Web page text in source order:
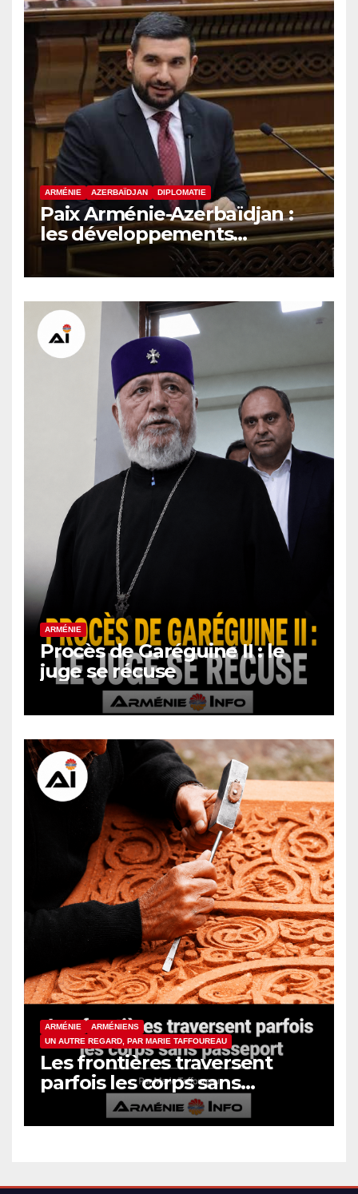
ARMÉNIE AZERBAÏDJAN DIPLOMATIE
Paix Arménie-Azerbaïdjan :
les développements
internationaux pèsent sur la
signature finale
ARMÉNIE
Procès de Garéguine II : le
juge se récuse
ARMÉNIE
ARMÉNIENS
UN AUTRE REGARD, PAR MARIE TAFFOUREAU
Les frontières traversent
parfois les corps sans
passeport